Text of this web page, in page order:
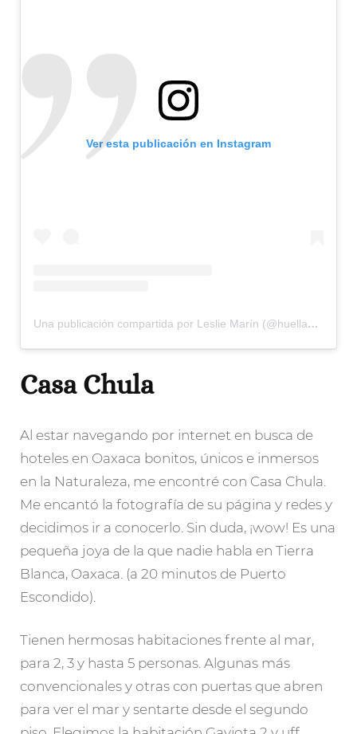
Ver esta publicación en Instagram
Una publicación compartida por Leslie Marín (@huellasdesal)
Casa Chula
Al estar navegando por internet en busca de
hoteles en Oaxaca bonitos, únicos e inmersos
en la Naturaleza, me encontré con Casa Chula.
Me encantó la fotografía de su página y redes y
decidimos ir a conocerlo. Sin duda, ¡wow! Es una
pequeña joya de la que nadie habla en Tierra
Blanca, Oaxaca. (a 20 minutos de Puerto
Escondido).
Tienen hermosas habitaciones frente al mar,
para 2, 3 y hasta 5 personas. Algunas más
convencionales y otras con puertas que abren
para ver el mar y sentarte desde el segundo